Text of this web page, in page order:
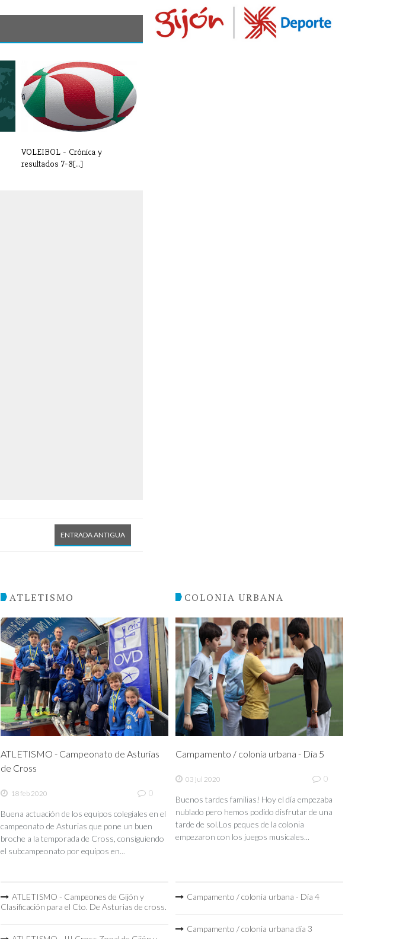
VOLEIBOL - Crónica y
resultados 7-8[...]
ENTRADA ANTIGUA
ATLETISMO
ATLETISMO - Campeonato de Asturias
de Cross
18 feb 2020 0
Buena actuación de los equipos colegiales en el
campeonato de Asturias que pone un buen
broche a la temporada de Cross, consiguiendo
el subcampeonato por equipos en...
ATLETISMO - Campeones de Gijón y
Clasificación para el Cto. De Asturias de cross.
COLONIA URBANA
Campamento / colonia urbana - Día 5
03 jul 2020 0
Buenos tardes familias! Hoy el día empezaba
nublado pero hemos podido disfrutar de una
tarde de sol.Los peques de la colonia
empezaron con los juegos musicales...
Campamento / colonia urbana - Día 4
Campamento / colonia urbana día 3